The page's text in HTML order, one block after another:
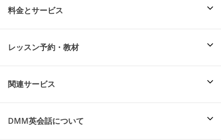
料金とサービス
レッスン予約・教材
関連サービス
DMM英会話について